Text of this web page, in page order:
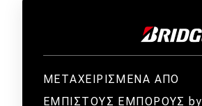
ΜΕΤΑΧΕΙΡΙΣΜΕΝΑ ΑΠΟ
ΕΜΠΙΣΤΟΥΣ ΕΜΠΟΡΟΥΣ by